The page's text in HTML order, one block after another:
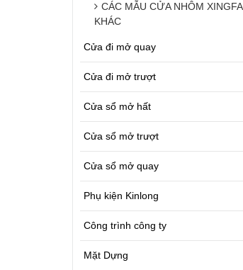
CÁC MẪU CỬA NHÔM XINGFA
KHÁC
Cửa đi mở quay
Cửa đi mở trượt
Cửa sổ mở hất
Cửa sổ mở trượt
Cửa sổ mở quay
Phụ kiện Kinlong
Công trình công ty
Mặt Dựng